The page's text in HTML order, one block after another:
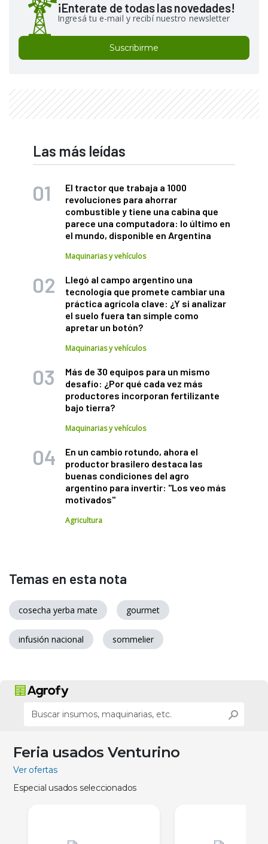
¡Enterate de todas las novedades!
Ingresá tu e-mail y recibí nuestro newsletter
Suscribirme
Las más leídas
El tractor que trabaja a 1000
revoluciones para ahorrar
combustible y tiene una cabina que
parece una computadora: lo último en
el mundo, disponible en Argentina
Maquinarias y vehículos
Llegó al campo argentino una
tecnología que promete cambiar una
práctica agrícola clave: ¿Y si analizar
el suelo fuera tan simple como
apretar un botón?
Maquinarias y vehículos
Más de 30 equipos para un mismo
desafío: ¿Por qué cada vez más
productores incorporan fertilizante
bajo tierra?
Maquinarias y vehículos
En un cambio rotundo, ahora el
productor brasilero destaca las
buenas condiciones del agro
argentino para invertir: "Los veo más
motivados"
Agricultura
Temas en esta nota
cosecha yerba mate gourmet
infusión nacional sommelier
Feria usados Venturino
Ver ofertas
Especial usados seleccionados